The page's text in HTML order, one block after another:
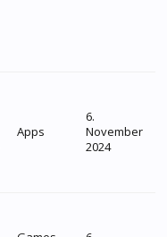
Apps
6.
November
2024